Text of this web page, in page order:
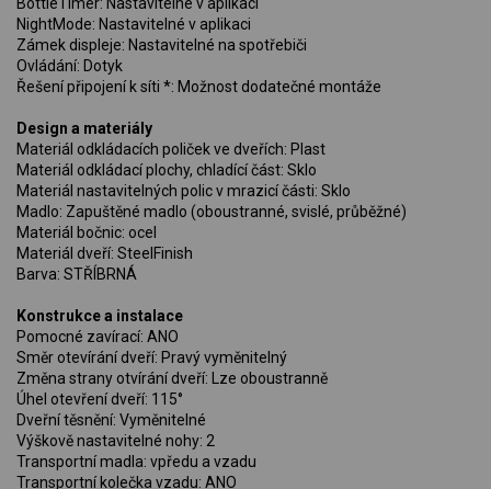
NightMode: Nastavitelné v aplikaci
Zámek displeje: Nastavitelné na spotřebiči
Ovládání: Dotyk
Řešení připojení k síti *: Možnost dodatečné montáže
Design a materiály
Materiál odkládacích poliček ve dveřích: Plast
Materiál odkládací plochy, chladící část: Sklo
Materiál nastavitelných polic v mrazicí části: Sklo
Madlo: Zapuštěné madlo (oboustranné, svislé, průběžné)
Materiál bočnic: ocel
Materiál dveří: SteelFinish
Barva: STŘÍBRNÁ
Konstrukce a instalace
Pomocné zavírací: ANO
Směr otevírání dveří: Pravý vyměnitelný
Změna strany otvírání dveří: Lze oboustranně
Úhel otevření dveří: 115°
Dveřní těsnění: Vyměnitelné
Výškově nastavitelné nohy: 2
Transportní madla: vpředu a vzadu
Transportní kolečka vzadu: ANO